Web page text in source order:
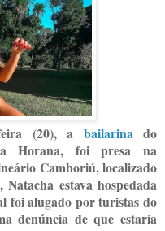
(20), a bailarina do
Horana, foi presa na
Camboriú, localizado
estava hospedada
foi alugado por turistas do
denúncia de que estaria